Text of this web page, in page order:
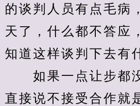
的谈判人员有点毛病
天了，什么都不答应
知道这样谈判下去有
如果一点让步都
直接说不接受合作就